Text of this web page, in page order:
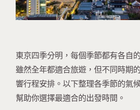
東京四季分明，每個季節都有各自
雖然全年都適合旅遊，但不同時期
響行程安排。以下整理各季節的氣
幫助你選擇最適合的出發時間。